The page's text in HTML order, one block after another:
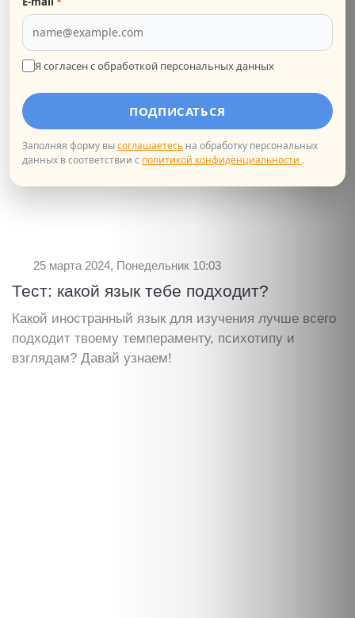
25 марта 2024, Понедельник 10:03
Тест: какой язык тебе подходит?
Какой иностранный язык для изучения лучше всего
подходит твоему темпераменту, психотипу и
взглядам? Давай узнаем!
Я согласен с обработкой персональных данных
ПОДПИСАТЬСЯ
Заполняя форму высоглашаетесь на обработку персональных
данных в соответствии с политикой конфиденциальности .